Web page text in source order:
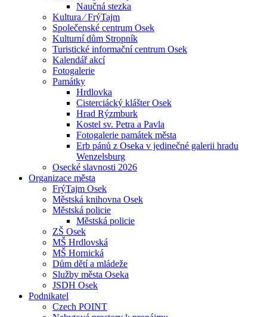
Naučná stezka
Kultura ⁄ FrýTajm
Společenské centrum Osek
Kulturní dům Stropník
Turistické informační centrum Osek
Kalendář akcí
Fotogalerie
Památky
Hrdlovka
Cisterciácký klášter Osek
Hrad Rýzmburk
Kostel sv. Petra a Pavla
Fotogalerie památek města
Erb pánů z Oseka v jedinečné galerii hradu
Wenzelsburg
Osecké slavnosti 2026
Organizace města
FrýTajm Osek
Městská knihovna Osek
Městská policie
Městská policie
ZŠ Osek
MŠ Hrdlovská
MŠ Hornická
Dům dětí a mládeže
Služby města Oseka
JSDH Osek
Podnikatel
Czech POINT